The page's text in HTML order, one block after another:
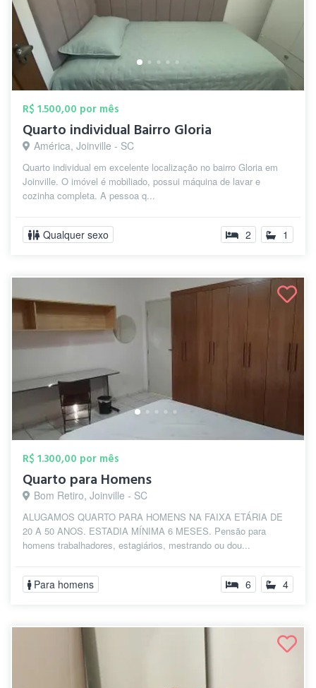
R$ 1.500,00 por mês
Quarto individual Bairro Gloria
América, Joinville - SC
Quarto individual em excelente localização no bairro Gloria em
Joinville. O imóvel é mobiliado, possui máquina de lavar e
cozinha completa. A pessoa q...
Qualquer sexo 2 1
R$ 1.300,00 por mês
Quarto para Homens
Bom Retiro, Joinville - SC
ALUGAMOS QUARTO PARA HOMENS NA FAIXA ETÁRIA DE
20 A 50 ANOS. ESTADIA MÍNIMA 6 MESES. Pensão para
homens trabalhadores, estagiários, mestrando ou dou...
Para homens 6 4